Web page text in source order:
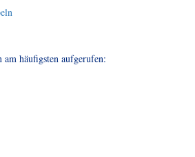
häufigsten aufgerufen: